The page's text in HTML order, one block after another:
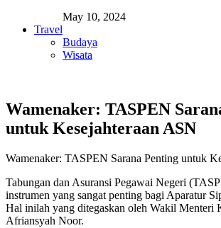
May 10, 2024
Travel
Budaya
Wisata
Wamenaker: TASPEN
untuk Kesejahteraan ASN
Wamenaker: TASPEN Sarana Penting untuk
Tabungan dan Asuransi Pegawai Negeri
instrumen yang sangat penting bagi Aparatur
Hal inilah yang ditegaskan oleh Wakil Menteri
Afriansyah Noor.